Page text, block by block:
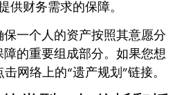
供财务需求的保障。
一个人的资产按照其意愿分
障的重要组成部分。如果您想
网络上的“遗产规划”链接。